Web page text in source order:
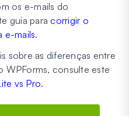
os e-mails do
guia paracorrigir o
e-mails.
sobre as diferenças entre
WPForms, consulte este
vs Pro.